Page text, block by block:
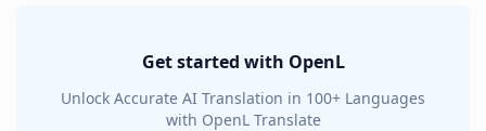
Get started with OpenL
Unlock Accurate AI Translation in 100+ Languages
with OpenL Translate